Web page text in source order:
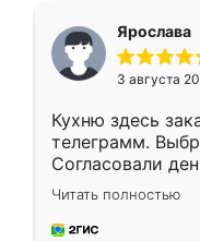
Ярослава
3 августа
Кухню здесь
телеграмм.
Согласовали
недели кухня
довольны
мебель за
Читать полностью